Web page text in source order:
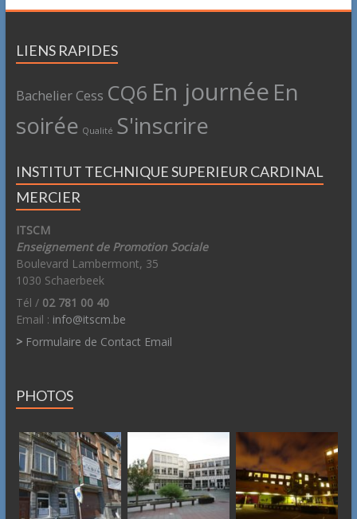
LIENS RAPIDES
Bachelier Cess CQ6 En journée En
soirée Qualité S'inscrire
INSTITUT TECHNIQUE SUPERIEUR CARDINAL
MERCIER
ITSCM
Enseignement de Promotion Sociale
Boulevard Lambermont, 35
1030 Schaerbeek
Tél / 02 781 00 40
Email : info@itscm.be
>Formulaire de Contact Email
PHOTOS